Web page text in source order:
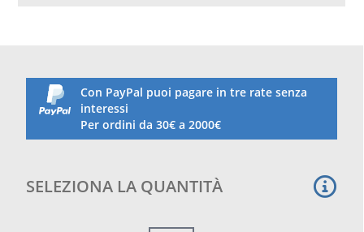
Da assemblare
Con PayPal puoi pagare in tre rate senza
interessi
Per ordini da 30€ a 2000€
SELEZIONA LA QUANTITÀ